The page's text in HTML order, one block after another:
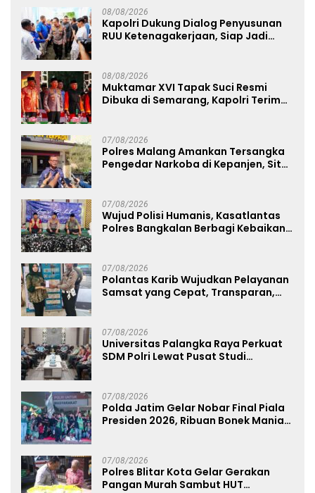
08/08/2026
Kapolri Dukung Dialog Penyusunan
RUU Ketenagakerjaan, Siap Jadi
08/08/2026
Muktamar XVI Tapak Suci Resmi
Dibuka di Semarang, Kapolri Terima
07/08/2026
Polres Malang Amankan Tersangka
Pengedar Narkoba di Kepanjen, Sita
07/08/2026
Wujud Polisi Humanis, Kasatlantas
Polres Bangkalan Berbagi Kebaikan
07/08/2026
Polantas Karib Wujudkan Pelayanan
Samsat yang Cepat, Transparan,
07/08/2026
Universitas Palangka Raya Perkuat
SDM Polri Lewat Pusat Studi
07/08/2026
Polda Jatim Gelar Nobar Final Piala
Presiden 2026, Ribuan Bonek Mania
07/08/2026
Polres Blitar Kota Gelar Gerakan
Pangan Murah Sambut HUT